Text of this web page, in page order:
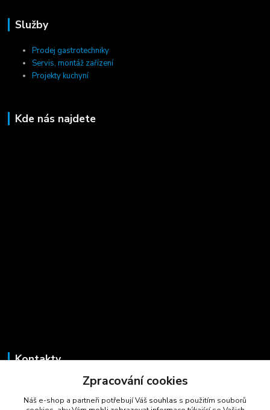
Služby
Prodej gastrotechniky
Servis, montáž zařízení
Projekty kuchyní
Kde nás najdete
Kontakty
+420 723 725 881
Zpracování cookies
Náš e-shop a partneři potřebují Váš souhlas s použitím souborů